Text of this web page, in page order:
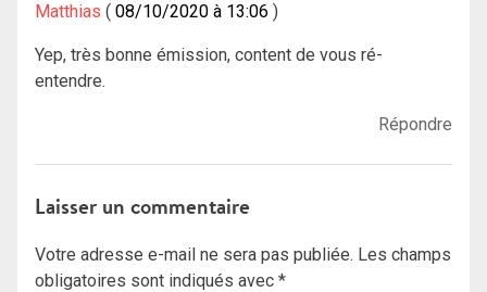
Matthias 08/10/2020 à 13:06
Yep, très bonne émission, content de vous ré-
entendre.
Répondre
Laisser un commentaire
Votre adresse e-mail ne sera pas publiée. Les champs
obligatoires sont indiqués avec *